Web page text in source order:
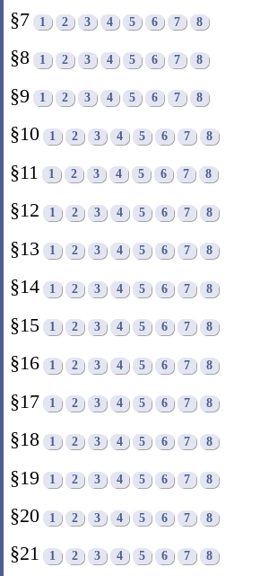
§7 1 2 3 4 5 6 7 8
§8 1 2 3 4 5 6 7 8
§9 1 2 3 4 5 6 7 8
§10 1 2 3 4 5 6 7 8
§11 1 2 3 4 5 6 7 8
§12 1 2 3 4 5 6 7 8
§13 1 2 3 4 5 6 7 8
§14 1 2 3 4 5 6 7 8
§15 1 2 3 4 5 6 7 8
§16 1 2 3 4 5 6 7 8
§17 1 2 3 4 5 6 7 8
§18 1 2 3 4 5 6 7 8
§19 1 2 3 4 5 6 7 8
§20 1 2 3 4 5 6 7 8
§21 1 2 3 4 5 6 7 8